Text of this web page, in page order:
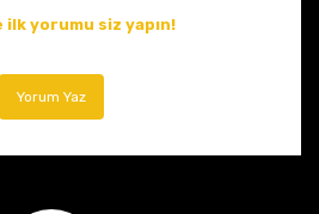
ilk yorumu siz yapın!
Yorum Yaz